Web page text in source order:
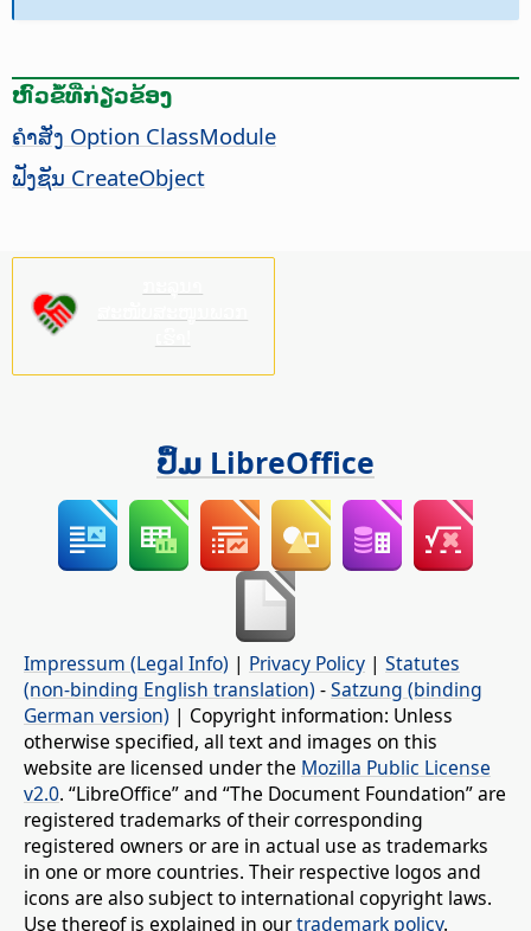
ຫົວຂໍ້ທີ່ກ່ຽວຂ້ອງ
ຄຳສັ່ງ Option ClassModule
ຟັງຊັນ CreateObject
ປຶ້ມ LibreOffice
Impressum (Legal Info) | Privacy Policy | Statutes
(non-binding English translation) -Satzung (binding
German version) | Copyright information: Unless
otherwise specified, all text and images on this
website are licensed under the Mozilla Public License
v2.0. “LibreOffice” and “The Document Foundation” are
registered trademarks of their corresponding
registered owners or are in actual use as trademarks
in one or more countries. Their respective logos and
icons are also subject to international copyright laws.
Use thereof is explained in ourtrademark policy.